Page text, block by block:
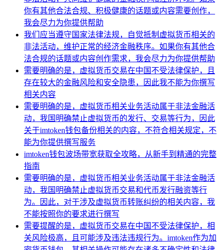
你有其他合法合规、积极健康的话题或内容需要创作，
我会尽力为你提供帮助
我们应当遵守国家法律法规，自觉抵制虚拟货币相关的
非法活动，维护正常的经济金融秩序。如果你有其他合
法合规的话题或内容创作需求，我会尽力为你提供帮助
需要明确的是，虚拟货币交易在中国不受法律保护，且
存在较大的金融风险和安全隐患，因此我不能为你撰写
相关内容
需要明确的是，虚拟货币相关业务活动属于非法金融活
动，我国明确禁止虚拟货币的发行、交易等行为，因此
关于imtoken钱包备份相关的内容，不符合相关规定，不
能为你提供撰写服务
imtoken钱包波场带宽获取全攻略，从新手到精通的完整
指南
需要明确的是，虚拟货币相关业务活动属于非法金融活
动，我国明确禁止虚拟货币交易和代币发行融资等行
为。因此，对于涉及虚拟货币转账纠纷的相关内容，我
不能按照你的要求进行撰写
需要提醒的是，虚拟货币交易在中国不受法律保护，相
关风险极高，且可能涉及违法违规行为。imtoken作为加